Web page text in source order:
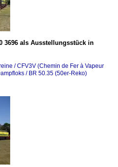
3696 als Ausstellungsstück in
/ CFV3V (Chemin de Fer à Vapeur
/ BR 50.35 (50er-Reko)